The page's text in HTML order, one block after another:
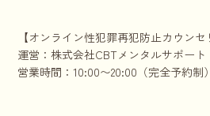
【オンライン性犯罪再犯防止カウンセ
運営：株式会社CBTメンタルサポート
営業時間：10:00〜20:00（完全予約制）